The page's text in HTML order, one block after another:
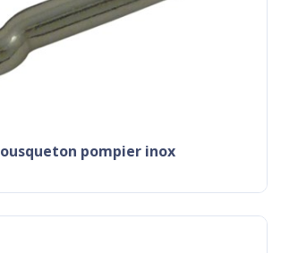
mousqueton pompier inox